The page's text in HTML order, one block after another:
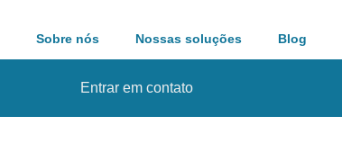
Sobre nós Nossas soluções Blog
Entrar em contato